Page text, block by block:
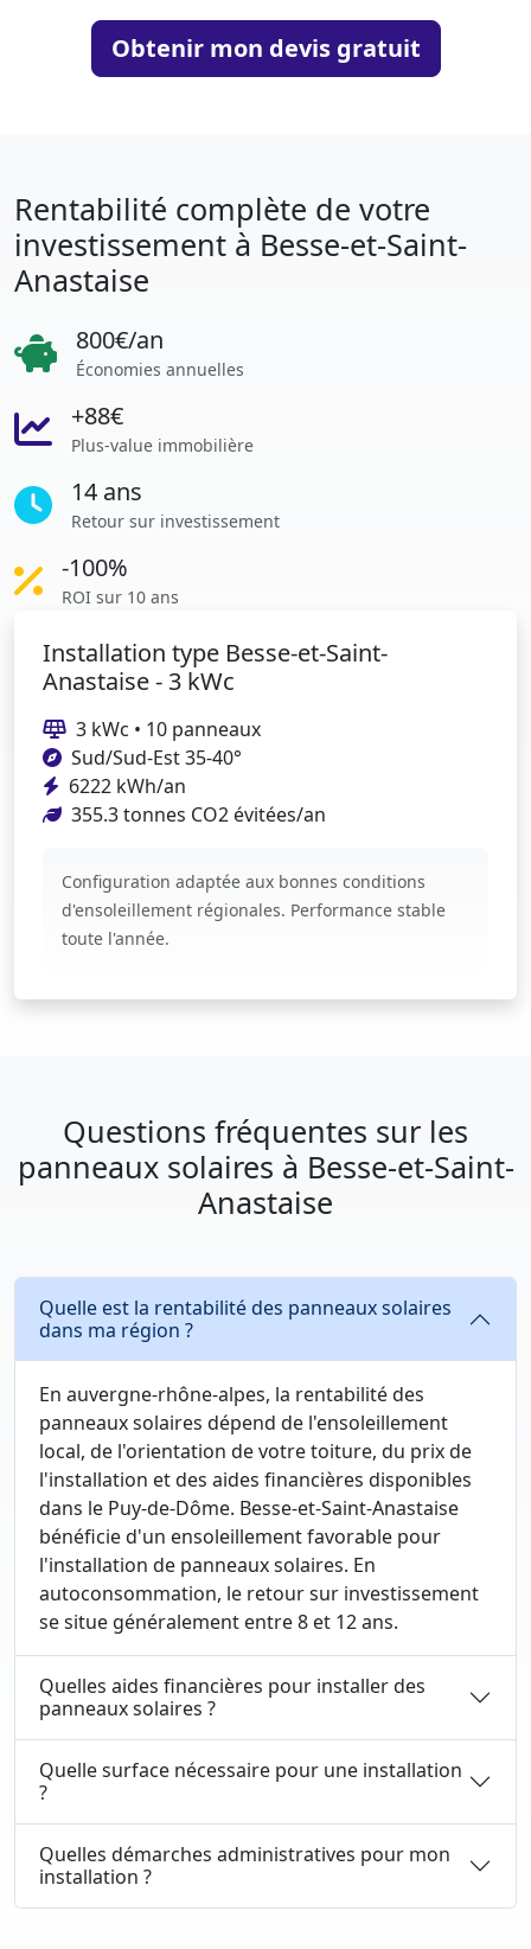
Obtenir mon devis gratuit
Rentabilité complète de votre
investissement à Besse-et-Saint-
Anastaise
800€/an
Économies annuelles
+88€
Plus-value immobilière
14 ans
Retour sur investissement
-100%
ROI sur 10 ans
Installation type Besse-et-Saint-
Anastaise - 3 kWc
3 kWc • 10 panneaux
Sud/Sud-Est 35-40°
6222 kWh/an
355.3 tonnes CO2 évitées/an
Configuration adaptée aux bonnes conditions
d'ensoleillement régionales. Performance stable
toute l'année.
Questions fréquentes sur les
panneaux solaires à Besse-et-Saint-
Anastaise
Quelle est la rentabilité des panneaux solaires
dans ma région ?
En auvergne-rhône-alpes, la rentabilité des
panneaux solaires dépend de l'ensoleillement
local, de l'orientation de votre toiture, du prix de
l'installation et des aides financières disponibles
dans le Puy-de-Dôme. Besse-et-Saint-Anastaise
bénéficie d'un ensoleillement favorable pour
l'installation de panneaux solaires. En
autoconsommation, le retour sur investissement
se situe généralement entre 8 et 12 ans.
Quelles aides financières pour installer des
panneaux solaires ?
Quelle surface nécessaire pour une installation
?
Quelles démarches administratives pour mon
installation ?